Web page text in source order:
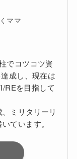
ママ
でコツコツ資
成し、現在は
REを目指して
ミリタリーリ
ています。